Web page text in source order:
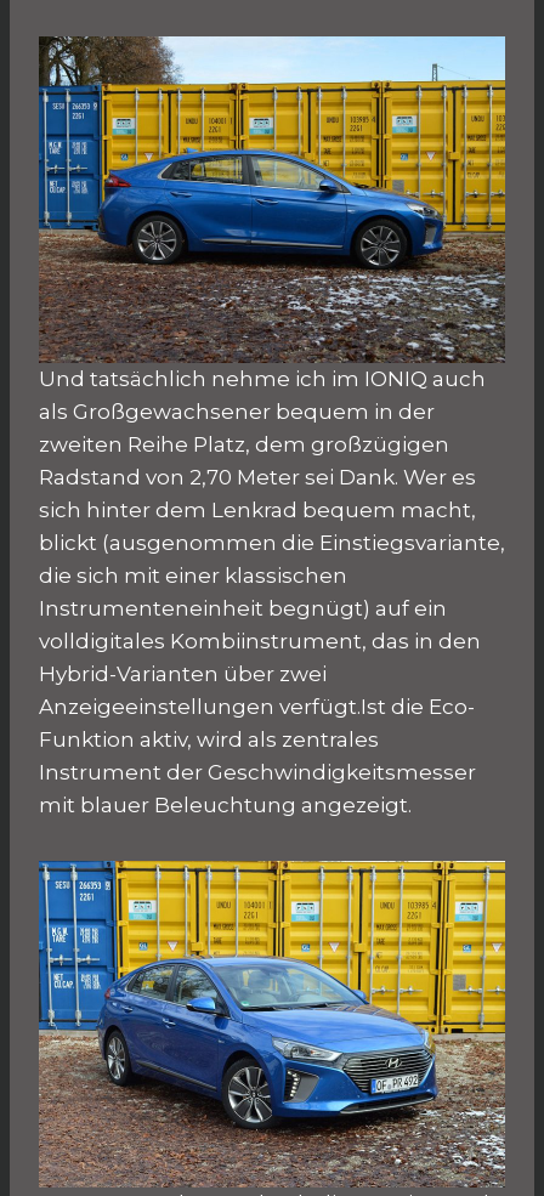
Und tatsächlich nehme ich im IONIQ auch
als Großgewachsener bequem in der
zweiten Reihe Platz, dem großzügigen
Radstand von 2,70 Meter sei Dank. Wer es
sich hinter dem Lenkrad bequem macht,
blickt (ausgenommen die Einstiegsvariante,
die sich mit einer klassischen
Instrumenteneinheit begnügt) auf ein
volldigitales Kombiinstrument, das in den
Hybrid-Varianten über zwei
Anzeigeeinstellungen verfügt.Ist die Eco-
Funktion aktiv, wird als zentrales
Instrument der Geschwindigkeitsmesser
mit blauer Beleuchtung angezeigt.